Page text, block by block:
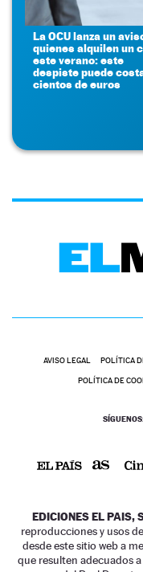
La OCU lanza un
quienes alquilen un
este verano: este
despiste puede
cientos de euros
AVISO LEGAL POLÍTICA
POLÍTICA DE
EDICIONES EL PAIS,
reproducciones y usos
desde este sitio web a
que resulten adecuados